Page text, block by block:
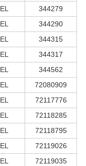
344279
344290
344315
344317
344562
72080909
72117776
72118285
72118795
72119026
72119035